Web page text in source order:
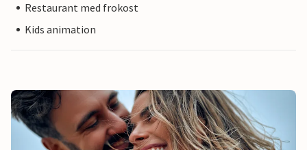
Restaurant med frokost
Kids animation